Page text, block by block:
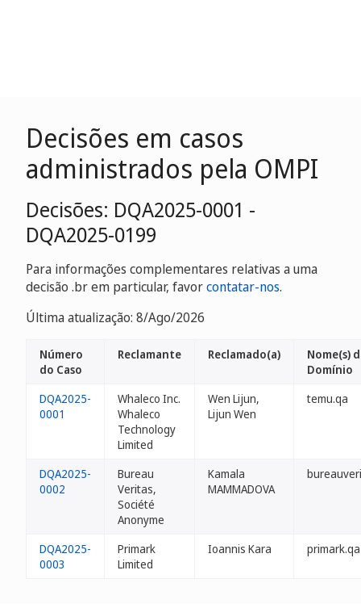
Decisões em casos
administrados pela OMPI
Decisões: DQA2025-0001 -
DQA2025-0199
Para informações complementares relativas a uma
decisão .br em particular, favorcontatar-nos.
Última atualização: 8/Ago/2026
Número
do Caso
Reclamante Reclamado(a)
Nome(s)
Domínio
DQA2025-
0001
Whaleco Inc.
Whaleco
Technology
Limited
Wen Lijun,
Lijun Wen
temu.qa
DQA2025-
0002
Bureau
Veritas,
Société
Anonyme
Kamala
MAMMADOVA
DQA2025-
0003
Primark
Limited
Ioannis Kara primark.qa